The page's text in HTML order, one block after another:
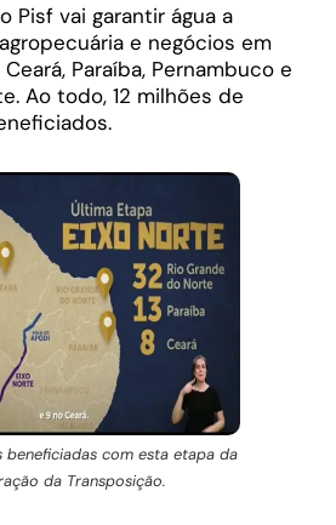
Pisf vai garantir água a
e negócios em
Paraíba, Pernambuco e
Ao todo, 12 milhões de
beneficiadas com esta etapa da
da Transposição.